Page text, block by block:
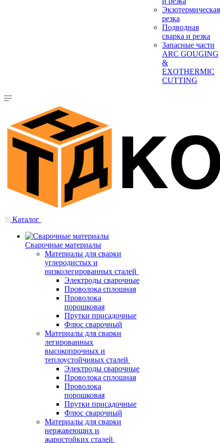
Экзотермическая
резка
Подводная
сварка и резка
Запасные части
ARC GOUGING
&
EXOTHERMIC
CUTTING
Каталог
Сварочные материалы
Материалы для сварки
углеродистых и
низколегированных сталей
Электроды сварочные
Проволока сплошная
Проволока
порошковая
Прутки присадочные
Флюс сварочный
Материалы для сварки
легированных
высокопрочных и
теплоустойчивых сталей
Электроды сварочные
Проволока сплошная
Проволока
порошковая
Прутки присадочные
Флюс сварочный
Материалы для сварки
нержавеющих и
жаростойких сталей